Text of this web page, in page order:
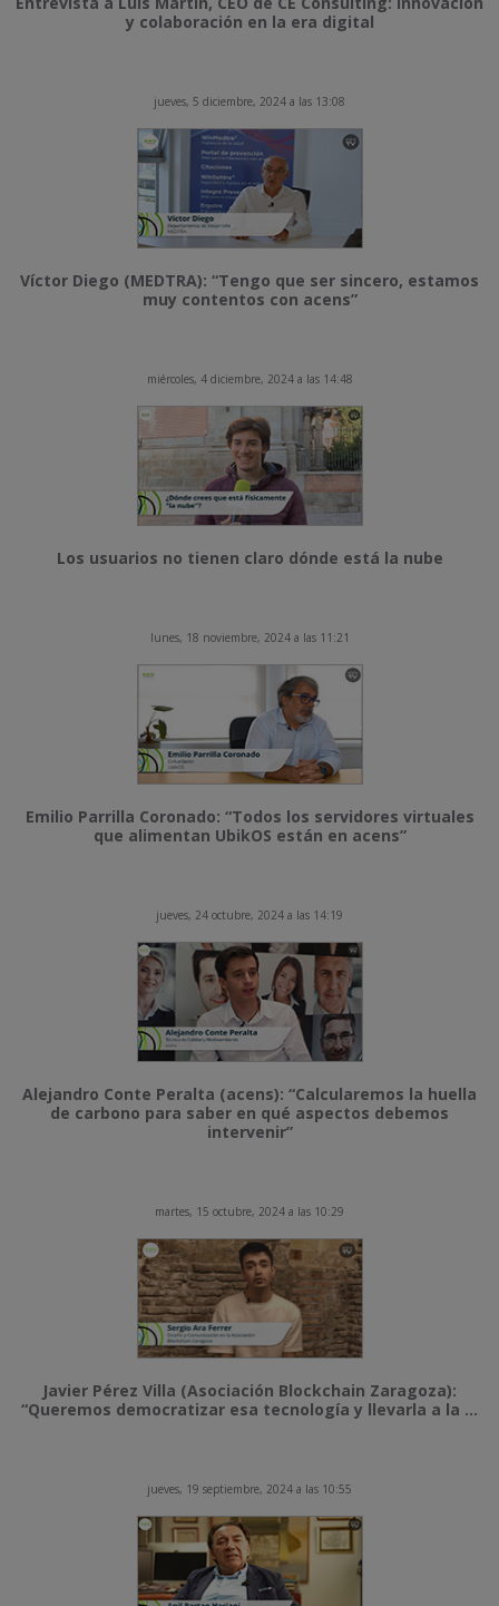
y colaboración en la era digital
jueves, 5 diciembre, 2024 a las 13:08
Víctor Diego (MEDTRA): “Tengo que ser sincero, estamos
muy contentos con acens”
miércoles, 4 diciembre, 2024 a las 14:48
Los usuarios no tienen claro dónde está la nube
lunes, 18 noviembre, 2024 a las 11:21
Emilio Parrilla Coronado: “Todos los servidores virtuales
que alimentan UbikOS están en acens”
jueves, 24 octubre, 2024 a las 14:19
Alejandro Conte Peralta (acens): “Calcularemos la huella
de carbono para saber en qué aspectos debemos
intervenir”
martes, 15 octubre, 2024 a las 10:29
Javier Pérez Villa (Asociación Blockchain Zaragoza):
“Queremos democratizar esa tecnología y llevarla a la ...
jueves, 19 septiembre, 2024 a las 10:55